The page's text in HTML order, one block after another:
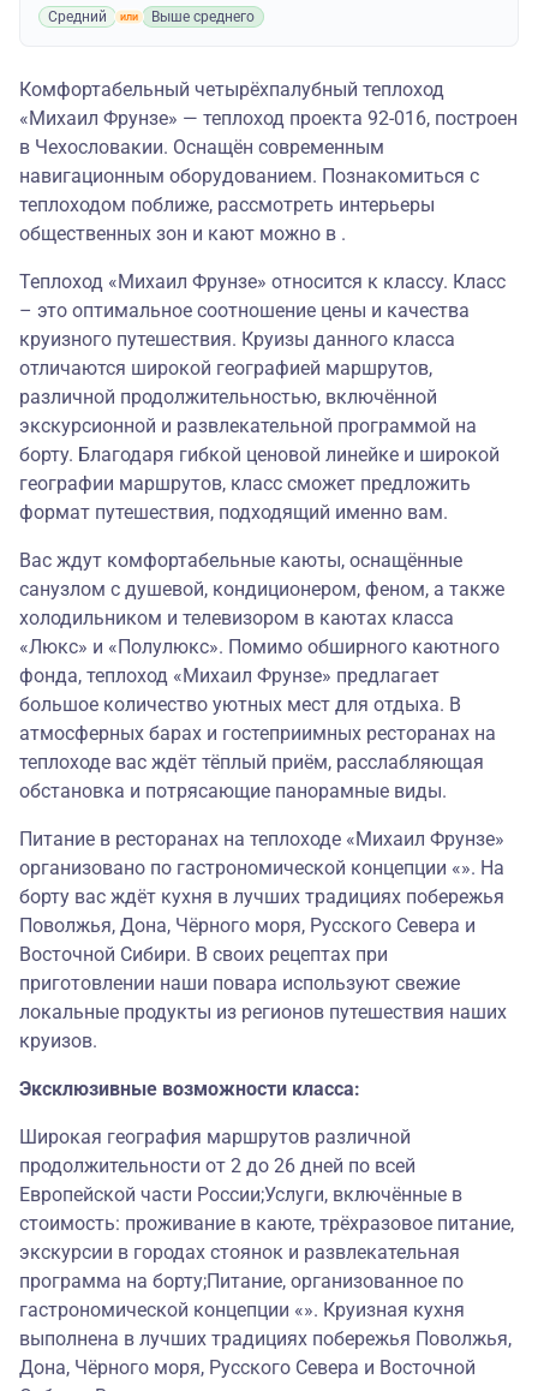
Средний Выше среднего
Комфортабельный четырёхпалубный теплоход
«Михаил Фрунзе» — теплоход проекта 92-016, построен
в Чехословакии. Оснащён современным
навигационным оборудованием. Познакомиться с
теплоходом поближе, рассмотреть интерьеры
общественных зон и кают можно в .
Теплоход «Михаил Фрунзе» относится к классу. Класс
– это оптимальное соотношение цены и качества
круизного путешествия. Круизы данного класса
отличаются широкой географией маршрутов,
различной продолжительностью, включённой
экскурсионной и развлекательной программой на
борту. Благодаря гибкой ценовой линейке и широкой
географии маршрутов, класс сможет предложить
формат путешествия, подходящий именно вам.
Вас ждут комфортабельные каюты, оснащённые
санузлом с душевой, кондиционером, феном, а также
холодильником и телевизором в каютах класса
«Люкс» и «Полулюкс». Помимо обширного каютного
фонда, теплоход «Михаил Фрунзе» предлагает
большое количество уютных мест для отдыха. В
атмосферных барах и гостеприимных ресторанах на
теплоходе вас ждёт тёплый приём, расслабляющая
обстановка и потрясающие панорамные виды.
Питание в ресторанах на теплоходе «Михаил Фрунзе»
организовано по гастрономической концепции «». На
борту вас ждёт кухня в лучших традициях побережья
Поволжья, Дона, Чёрного моря, Русского Севера и
Восточной Сибири. В своих рецептах при
приготовлении наши повара используют свежие
локальные продукты из регионов путешествия наших
круизов.
Эксклюзивные возможности класса:
Широкая география маршрутов различной
продолжительности от 2 до 26 дней по всей
Европейской части России;Услуги, включённые в
стоимость: проживание в каюте, трёхразовое питание,
экскурсии в городах стоянок и развлекательная
программа на борту;Питание, организованное по
гастрономической концепции «». Круизная кухня
выполнена в лучших традициях побережья Поволжья,
Дона, Чёрного моря, Русского Севера и Восточной